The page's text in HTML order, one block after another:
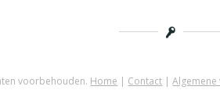
voorbehouden. Home | Contact |